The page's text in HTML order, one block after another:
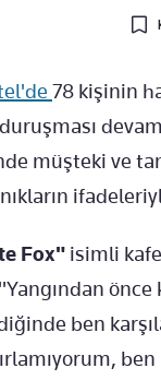
78 kişinin
müşteki ve
Fox" isimli
ben